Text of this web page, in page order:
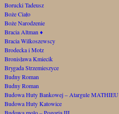
Borucki Tadeusz
Boże Ciało
Boże Narodzenie
Bracia Altman ♦
Bracia Wilkoszewscy
Brodecka i Motz
Bronisława Kmiecik
Brygada Strzemieszyce
Budny Roman
Budny Roman
Budowa Huty Bankowej – Atargule MATHIEU
Budowa Huty Katowice
Budowa molo – Pogoria III